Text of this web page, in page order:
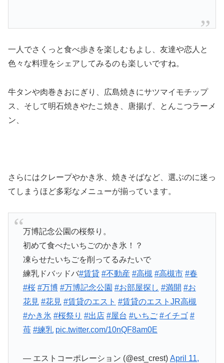
一人でさくっと食べ歩きを楽しむもよし、友達や恋人と
色々な料理をシェアしてみるのも楽しいですね。
牛タンや肉巻きおにぎり、広島焼きにサツマイモチップ
ス、そして明石焼きやたこ焼き、唐揚げ、とんこつラーメ
ン、
さらにはクレープやかき氷、焼きそばなど、選ぶのに迷っ
てしまうほど多彩なメニューが揃っています。
万博記念公園の桜祭り。
初めて食べたいちごのかき氷！？
凍らせたいちごを削ってるみたいで
練乳ドバッドバ#賃貸 #不動産 #高槻 #高槻市 #春
#桜 #万博 #万博記念公園 #お部屋探し #満開 #お
花見 #花見 #賃貸のエスト #賃貸のエストJR高槻
#かき氷 #桜祭り #出店 #屋台 #いちご #イチゴ #
苺 #練乳 pic.twitter.com/10nQF8am0E
— エストコーポレーション (@est_crest) April 11,